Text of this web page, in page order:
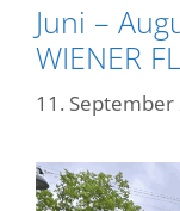
Juni –
WIENER
11. September